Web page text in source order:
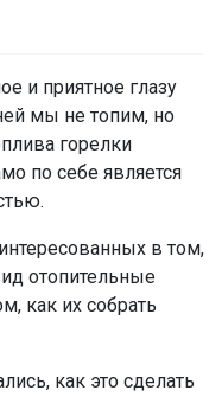
и приятное глазу
мы не топим, но
горелки
по себе является
в том,
отопительные
как их собрать
как это сделать